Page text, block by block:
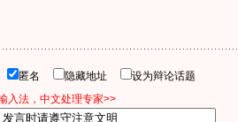
匿名 隐藏地址
设为辩论话题
入法，中文处理专家>>